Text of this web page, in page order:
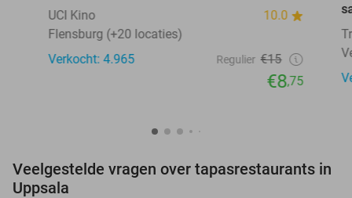
UCI Kino
10.0
Flensburg (+20 locaties)
Verkocht: 4.965
Regulier €15
€8,75
Veelgestelde vragen over tapasrestaurants in
Uppsala